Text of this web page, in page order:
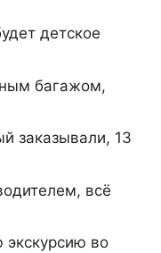
детское
багажом,
заказывали, 13
всё
во